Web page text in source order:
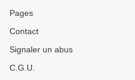
Pages
Contact
Signaler un abus
C.G.U.